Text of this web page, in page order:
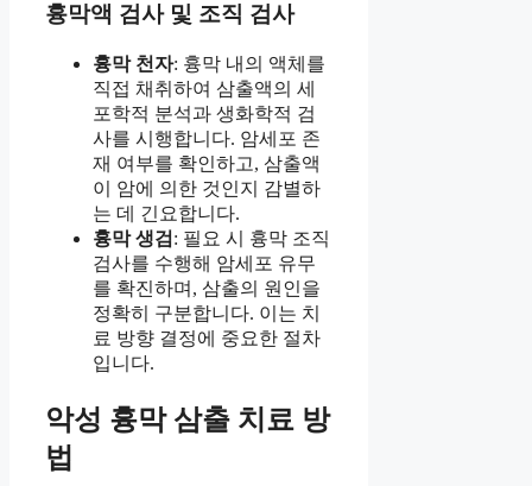
흉막액 검사 및 조직 검사
흉막 천자: 흉막 내의 액체를
직접 채취하여 삼출액의 세
포학적 분석과 생화학적 검
사를 시행합니다. 암세포 존
재 여부를 확인하고, 삼출액
이 암에 의한 것인지 감별하
는 데 긴요합니다.
흉막 생검 : 필요 시 흉막 조직
검사를 수행해 암세포 유무
를 확진하며, 삼출의 원인을
정확히 구분합니다. 이는 치
료 방향 결정에 중요한 절차
입니다.
악성 흉막 삼출 치료 방
법